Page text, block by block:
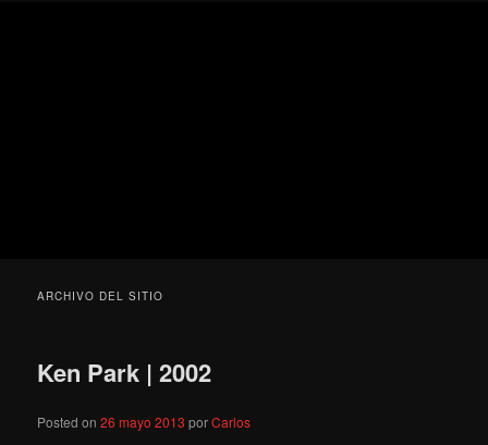
ARCHIVO DEL SITIO
Ken Park | 2002
Posted on26 mayo 2013 porCarlos